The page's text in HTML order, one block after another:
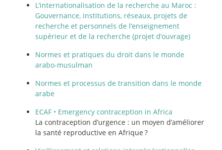
L’internationalisation de la recherche au Maroc :
Gouvernance, institutions, réseaux, projets de
recherche et personnels de l’enseignement
supérieur et de la recherche (projet d’ouvrage)
Normes et pratiques du droit dans le monde
arabo-musulman
Normes et processus de transition dans le monde
arabe
ECAF • Emergency contraception in Africa
La contraception d’urgence : un moyen d’améliorer
la santé reproductive en Afrique ?